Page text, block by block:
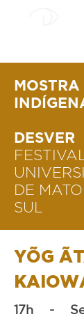
DESVER
DE
SUL
YÕG
17h -